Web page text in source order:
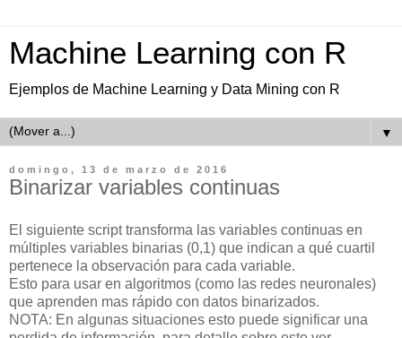
Machine Learning con R
Ejemplos de Machine Learning y Data Mining con R
▼
domingo, 13 de marzo de 2016
Binarizar variables continuas
El siguiente script transforma las variables continuas en
múltiples variables binarias (0,1) que indican a qué cuartil
pertenece la observación para cada variable.
Esto para usar en algoritmos (como las redes neuronales)
que aprenden mas rápido con datos binarizados.
NOTA: En algunas situaciones esto puede significar una